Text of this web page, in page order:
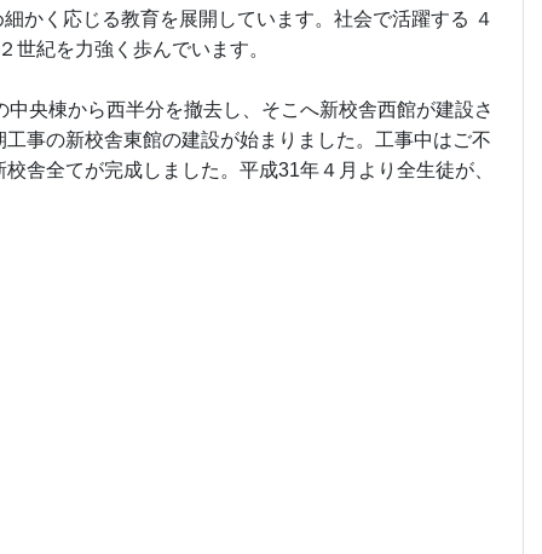
かく応じる教育を展開しています。社会で活躍する ４
紀を力強く歩んでいます。
央棟から西半分を撤去し、そこへ新校舎西館が建設さ
事の新校舎東館の建設が始まりました。工事中はご不
舎全てが完成しました。平成31年４月より全生徒が、